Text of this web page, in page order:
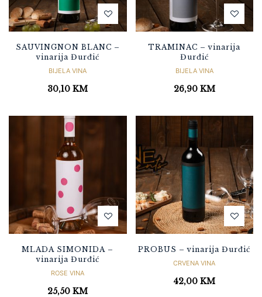
SAUVINGNON BLANC –
vinarija Đurđić
BIJELA VINA
30,10KM
TRAMINAC – vinarija
Đurđić
BIJELA VINA
26,90 KM
MLADA SIMONIDA –
vinarija Đurđić
ROSE VINA
25,50KM
PROBUS – vinarija Đurđić
CRVENA VINA
42,00KM